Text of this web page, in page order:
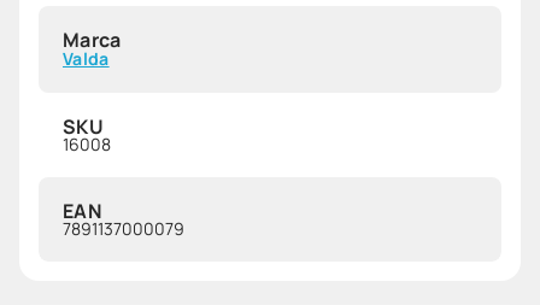
Marca
Valda
SKU
16008
EAN
7891137000079